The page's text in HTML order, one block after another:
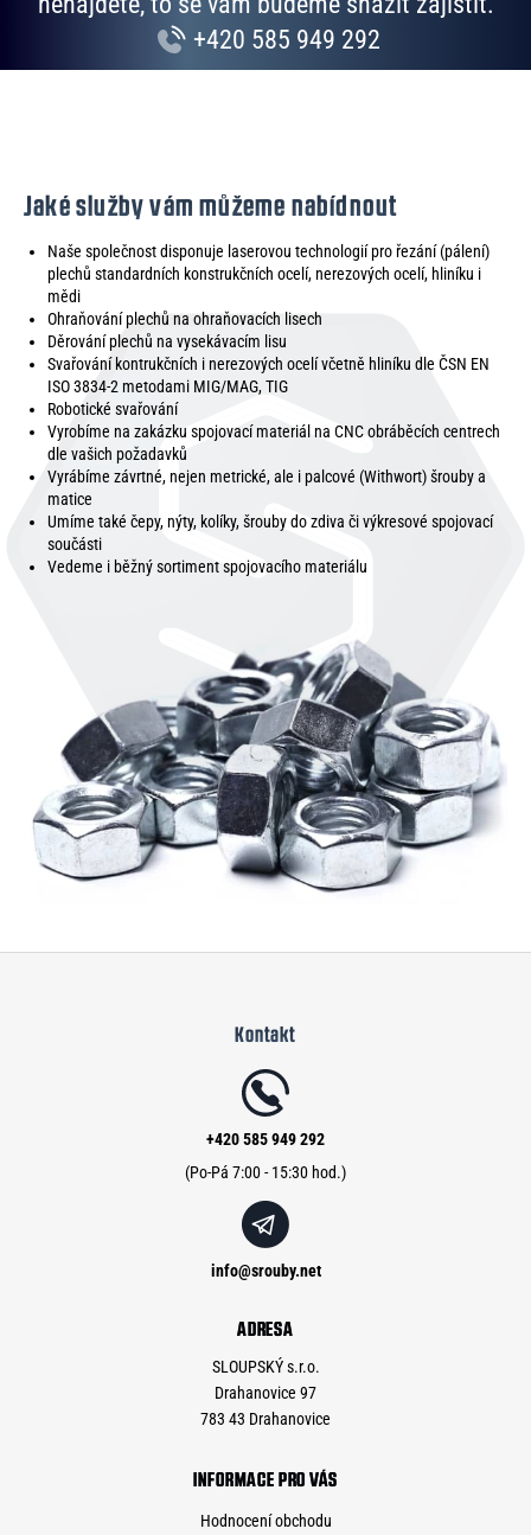
+420 585 949 292
Jaké služby vám můžeme nabídnout
Naše společnost disponuje laserovou technologií pro řezání (pálení)
plechů standardních konstrukčních ocelí, nerezových ocelí, hliníku i
mědi
Ohraňování plechů na ohraňovacích lisech
Děrování plechů na vysekávacím lisu
Svařování kontrukčních i nerezových ocelí včetně hliníku dle ČSN EN
ISO 3834-2 metodami MIG/MAG, TIG
Robotické svařování
Vyrobíme na zakázku spojovací materiál na CNC obráběcích centrech
dle vašich požadavků
Vyrábíme závrtné, nejen metrické, ale i palcové (Withwort) šrouby a
matice
Umíme také čepy, nýty, kolíky, šrouby do zdiva či výkresové spojovací
součásti
Vedeme i běžný sortiment spojovacího materiálu
Kontakt
info@srouby.net
+420 585 949 292
ADRESA
SLOUPSKÝ s.r.o.
Drahanovice 97
783 43 Drahanovice
INFORMACE PRO VÁS
Hodnocení obchodu